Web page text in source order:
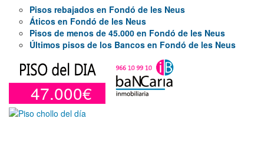
Pisos rebajados en Fondó de les Neus
Áticos en Fondó de les Neus
Pisos de menos de 45.000 en Fondó de les Neus
Últimos pisos de los Bancos en Fondó de les Neus
47.000€